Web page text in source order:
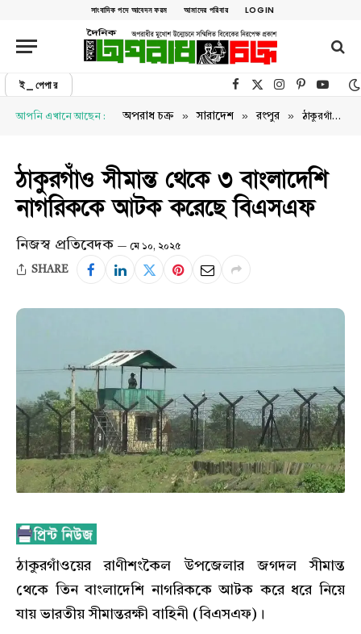
সাংবাদিক পদে আবেদন ফরম আমাদের পরিবার LOGIN
ই_পেপার Facebook
X (Twitter)Instagram
Pinterest
আপনি এখানে আছেন : অপরাধ চক্র » সারাদেশ » রংপুর » ঠাকুরগাঁও সীমান্ত থেকে ৩ বাংলাদেশি নাগরিককে আটক করেছে বিএসএফ
ঠাকুরগাঁও সীমান্ত থেকে ৩ বাংলাদেশি
নাগরিককে আটক করেছে বিএসএফ
নিজস্ব প্রতিবেদক মে ১০, ২০২৫
SHARE
ঠাকুরগাঁওয়ের রাণীশংকৈল উপজেলার জগদল সীমান্ত
থেকে তিন বাংলাদেশি নাগরিককে আটক করে ধরে নিয়ে
যায় ভারতীয় সীমান্তরক্ষী বাহিনী (বিএসএফ)।